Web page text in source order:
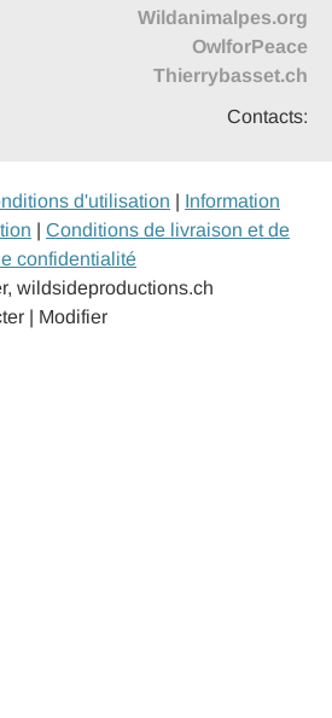
Wildanimalpes.org
OwlforPeace
Thierrybasset.ch
Contacts:
d'utilisation | Information
| Conditions de livraison et de
confidentialité
wildsideproductions.ch
| Modifier